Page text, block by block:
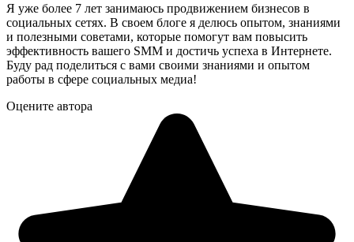
Я уже более 7 лет занимаюсь продвижением бизнесов в
социальных сетях. В своем блоге я делюсь опытом, знаниями
и полезными советами, которые помогут вам повысить
эффективность вашего SMM и достичь успеха в Интернете.
Буду рад поделиться с вами своими знаниями и опытом
работы в сфере социальных медиа!
Оцените автора